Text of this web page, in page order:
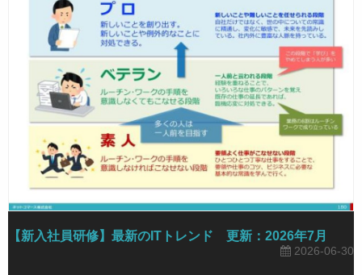
【新入社員研修】最新のITトレンド 更新：2026年7月
2026-06-30